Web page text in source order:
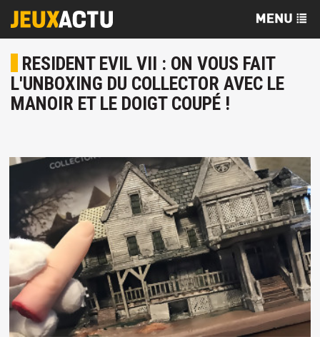
RESIDENT EVIL VII : ON VOUS FAIT
L'UNBOXING DU COLLECTOR AVEC LE
MANOIR ET LE DOIGT COUPÉ !